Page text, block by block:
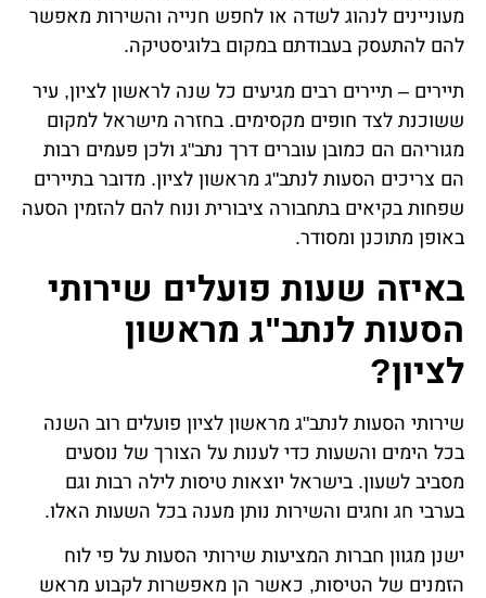
מעוניינים לנהוג לשדה או לחפש חנייה והשירות מאפשר
להם להתעסק בעבודתם במקום בלוגיסטיקה.
תיירים – תיירים רבים מגיעים כל שנה לראשון לציון, עיר
ששוכנת לצד חופים מקסימים. בחזרה מישראל למקום
מגוריהם הם כמובן עוברים דרך נתב"ג ולכן פעמים רבות
הם צריכים הסעות לנתב"ג מראשון לציון. מדובר בתיירים
שפחות בקיאים בתחבורה ציבורית ונוח להם להזמין הסעה
באופן מתוכנן ומסודר.
באיזה שעות פועלים שירותי
הסעות לנתב"ג מראשון
לציון?
שירותי הסעות לנתב"ג מראשון לציון פועלים רוב השנה
בכל הימים והשעות כדי לענות על הצורך של נוסעים
מסביב לשעון. בישראל יוצאות טיסות לילה רבות וגם
בערבי חג וחגים והשירות נותן מענה בכל השעות האלו.
ישנן מגוון חברות המציעות שירותי הסעות על פי לוח
הזמנים של הטיסות, כאשר הן מאפשרות לקבוע מראש